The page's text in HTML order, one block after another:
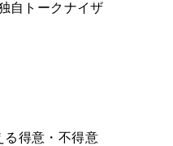
自トークナイザ
得意・不得意